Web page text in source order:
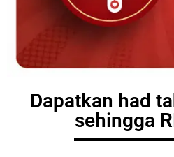
Dapatkan had
sehingga